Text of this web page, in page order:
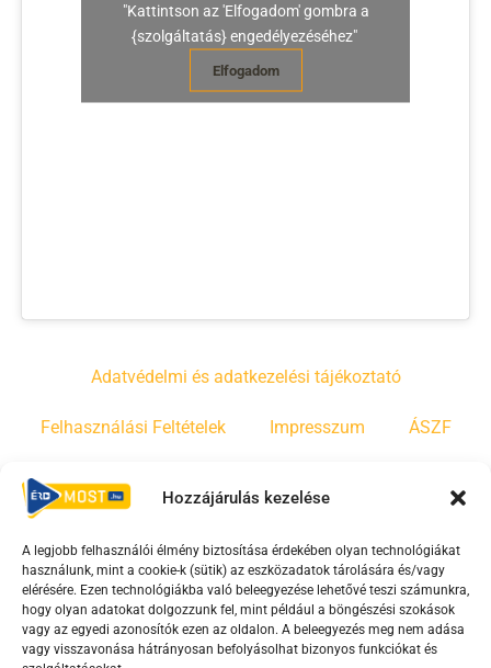
Hozzájárulás kezelése
A legjobb felhasználói élmény biztosítása érdekében olyan technológiákat
használunk, mint a cookie-k (sütik) az eszközadatok tárolására és/vagy
elérésére. Ezen technológiákba való beleegyezése lehetővé teszi számunkra,
hogy olyan adatokat dolgozzunk fel, mint például a böngészési szokások
vagy az egyedi azonosítók ezen az oldalon. A beleegyezés meg nem adása
vagy visszavonása hátrányosan befolyásolhat bizonyos funkciókat és
"Kattintson az 'Elfogadom' gombra a
{szolgáltatás} engedélyezéséhez"
Elfogadom
Adatvédelmi és adatkezelési tájékoztató
Felhasználási Feltételek Impresszum ÁSZF
Irányelvek
F
a
c
e
Y
o
u
t
T
i
k
t